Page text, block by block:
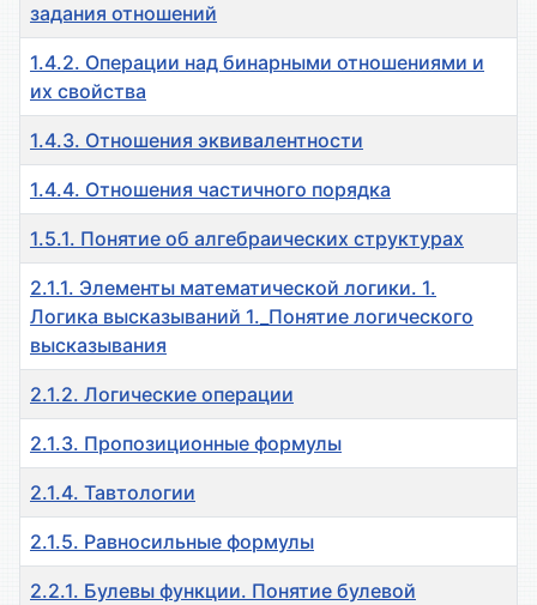
задания отношений
1.4.2. Операции над бинарными отношениями и
их свойства
1.4.3. Отношения эквивалентности
1.4.4. Отношения частичного порядка
1.5.1. Понятие об алгебраических структурах
2.1.1. Элементы математической логики. 1.
Логика высказываний 1._Понятие логического
высказывания
2.1.2. Логические операции
2.1.3. Пропозиционные формулы
2.1.4. Тавтологии
2.1.5. Равносильные формулы
2.2.1. Булевы функции. Понятие булевой